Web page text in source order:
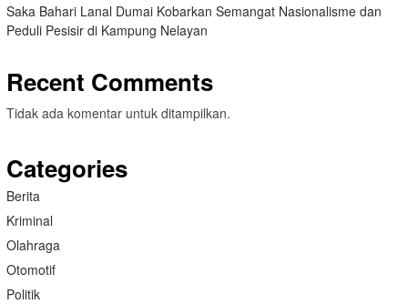
Saka Bahari Lanal Dumai Kobarkan Semangat Nasionalisme dan
Peduli Pesisir di Kampung Nelayan
Recent Comments
Tidak ada komentar untuk ditampilkan.
Categories
Berita
Kriminal
Olahraga
Otomotif
Politik